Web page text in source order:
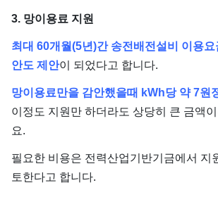
3. 망이용료 지원
최대 60개월(5년)간 송전배전설비 이용
안도 제안이 되었다고 합니다.
망이용료만을 감안했을때 kWh당 약 7원
이정도 지원만 하더라도 상당히 큰 금액
요.
필요한 비용은 전력산업기반기금에서 지
토한다고 합니다.